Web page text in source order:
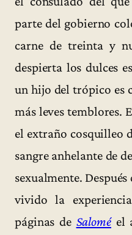
parte del gobierno
carne de treinta y
despierta los dulces
un hijo del trópico es
más leves temblores.
el extraño cosquilleo
sangre anhelante de
sexualmente.
vivido la
páginas de Saloméel